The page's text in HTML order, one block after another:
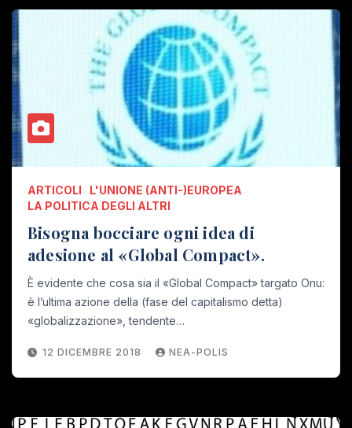
ARTICOLI
L'UNIONE (ANTI-)EUROPEA
LA POLITICA DEGLI ALTRI
Bisogna bocciare ogni idea di
adesione al «Global Compact».
È evidente che cosa sia il «Global Compact» targato Onu:
è l’ultima azione della (fase del capitalismo detta)
«globalizzazione», tendente…
12 DICEMBRE 2018 NEA-POLIS